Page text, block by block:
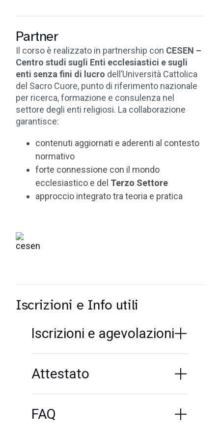
Partner
Il corso è realizzato in partnership con CESEN –
Centro studi sugli Enti ecclesiastici e sugli
enti senza fini di lucro dell’Università Cattolica
del Sacro Cuore, punto di riferimento nazionale
per ricerca, formazione e consulenza nel
settore degli enti religiosi. La collaborazione
garantisce:
contenuti aggiornati e aderenti al contesto
normativo
forte connessione con il mondo
ecclesiastico e del Terzo Settore
approccio integrato tra teoria e pratica
Iscrizioni e Info utili
Iscrizioni e agevolazioni
Attestato
FAQ